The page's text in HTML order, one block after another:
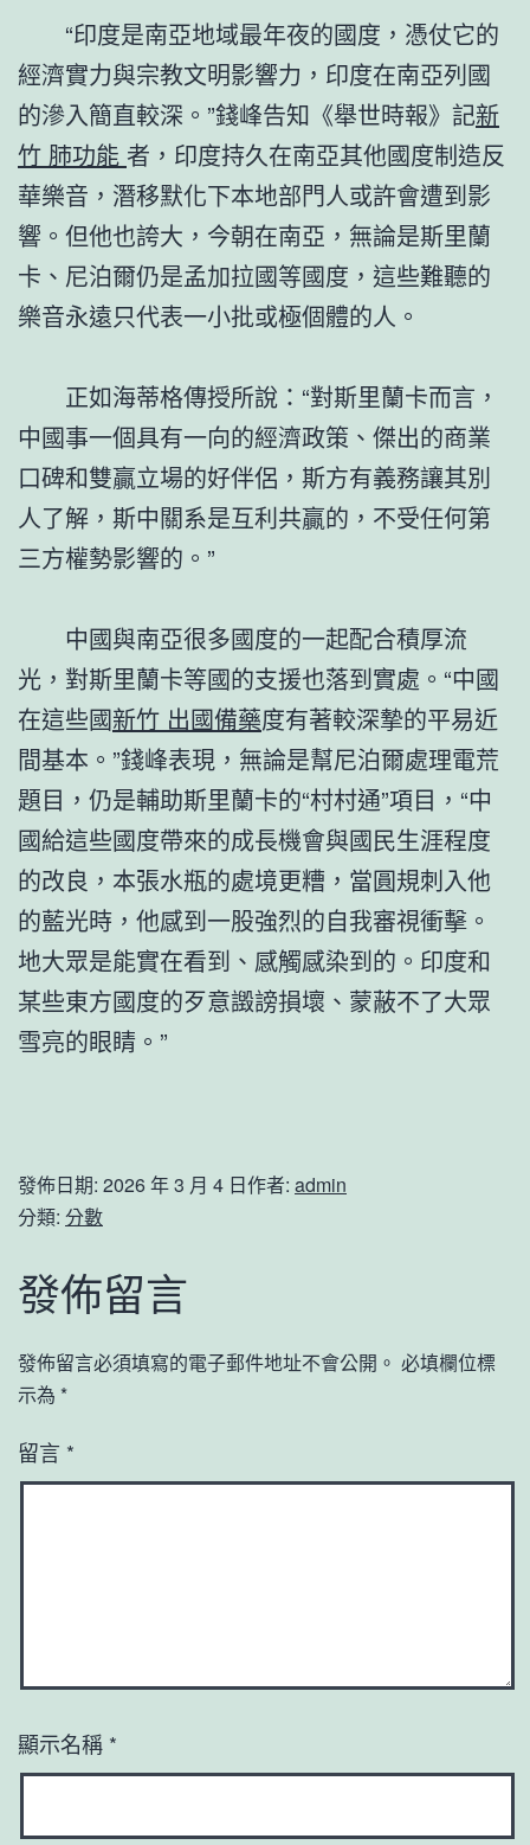
“印度是南亞地域最年夜的國度，憑仗它的
經濟實力與宗教文明影響力，印度在南亞列國
的滲入簡直較深。”錢峰告知《舉世時報》記新
竹 肺功能 者，印度持久在南亞其他國度制造反
華樂音，潛移默化下本地部門人或許會遭到影
響。但他也誇大，今朝在南亞，無論是斯里蘭
卡、尼泊爾仍是孟加拉國等國度，這些難聽的
樂音永遠只代表一小批或極個體的人。
正如海蒂格傳授所說：“對斯里蘭卡而言，
中國事一個具有一向的經濟政策、傑出的商業
口碑和雙贏立場的好伴侶，斯方有義務讓其別
人了解，斯中關系是互利共贏的，不受任何第
三方權勢影響的。”
中國與南亞很多國度的一起配合積厚流
光，對斯里蘭卡等國的支援也落到實處。“中國
在這些國新竹 出國備藥度有著較深摯的平易近
間基本。”錢峰表現，無論是幫尼泊爾處理電荒
題目，仍是輔助斯里蘭卡的“村村通”項目，“中
國給這些國度帶來的成長機會與國民生涯程度
的改良，本張水瓶的處境更糟，當圓規刺入他
的藍光時，他感到一股強烈的自我審視衝擊。
地大眾是能實在看到、感觸感染到的。印度和
某些東方國度的歹意譭謗損壞、蒙蔽不了大眾
雪亮的眼睛。”
發佈日期: 2026 年 3 月 4 日作者: admin
分類: 分數
發佈留言
發佈留言必須填寫的電子郵件地址不會公開。 必填欄位標
示為 *
留言 *
顯示名稱 *